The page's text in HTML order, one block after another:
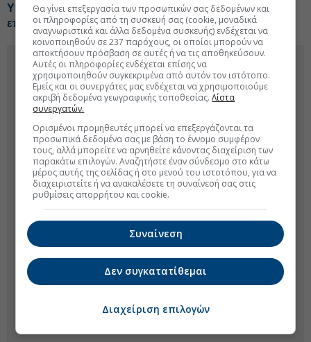
Υποβλήθηκε αίτημα για ρήτρα διαφυγής, στο
επίκεντρο ενεργειακά projects
Θα γίνει επεξεργασία των προσωπικών σας δεδομένων και
οι πληροφορίες από τη συσκευή σας (cookie, μοναδικά
αναγνωριστικά και άλλα δεδομένα συσκευής) ενδέχεται να
κοινοποιηθούν σε 237 παρόχους, οι οποίοι μπορούν να
αποκτήσουν πρόσβαση σε αυτές ή να τις αποθηκεύσουν.
Αυτές οι πληροφορίες ενδέχεται επίσης να
χρησιμοποιηθούν συγκεκριμένα από αυτόν τον ιστότοπο.
Εμείς και οι συνεργάτες μας ενδέχεται να χρησιμοποιούμε
ακριβή δεδομένα γεωγραφικής τοποθεσίας.Λίστα
συνεργατών.
Ορισμένοι προμηθευτές μπορεί να επεξεργάζονται τα
προσωπικά δεδομένα σας με βάση το έννομο συμφέρον
τους, αλλά μπορείτε να αρνηθείτε κάνοντας διαχείριση των
παρακάτω επιλογών. Αναζητήστε έναν σύνδεσμο στο κάτω
μέρος αυτής της σελίδας ή στο μενού του ιστοτόπου, για να
διαχειριστείτε ή να ανακαλέσετε τη συναίνεσή σας στις
ρυθμίσεις απορρήτου και cookie.
Συναίνεση
Δεν συγκατατίθεμαι
Διαχείριση επιλογών